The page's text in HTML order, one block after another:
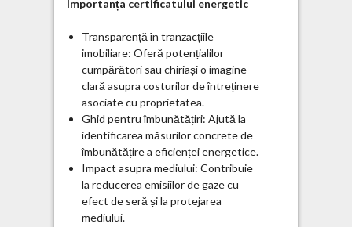
Importanța certificatului energetic
Transparență în tranzacțiile
imobiliare: Oferă potențialilor
cumpărători sau chiriași o imagine
clară asupra costurilor de întreținere
asociate cu proprietatea.
Ghid pentru îmbunătățiri: Ajută la
identificarea măsurilor concrete de
îmbunătățire a eficienței energetice.
Impact asupra mediului: Contribuie
la reducerea emisiilor de gaze cu
efect de seră și la protejarea
mediului.